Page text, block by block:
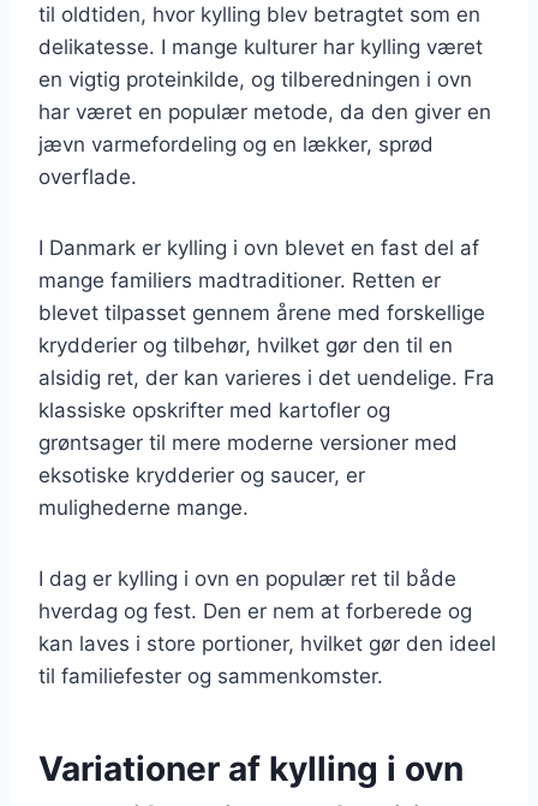
til oldtiden, hvor kylling blev betragtet som en
delikatesse. I mange kulturer har kylling været
en vigtig proteinkilde, og tilberedningen i ovn
har været en populær metode, da den giver en
jævn varmefordeling og en lækker, sprød
overflade.
I Danmark er kylling i ovn blevet en fast del af
mange familiers madtraditioner. Retten er
blevet tilpasset gennem årene med forskellige
krydderier og tilbehør, hvilket gør den til en
alsidig ret, der kan varieres i det uendelige. Fra
klassiske opskrifter med kartofler og
grøntsager til mere moderne versioner med
eksotiske krydderier og saucer, er
mulighederne mange.
I dag er kylling i ovn en populær ret til både
hverdag og fest. Den er nem at forberede og
kan laves i store portioner, hvilket gør den ideel
til familiefester og sammenkomster.
Variationer af kylling i ovn